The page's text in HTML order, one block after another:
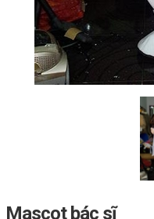
Mascot bác sĩ